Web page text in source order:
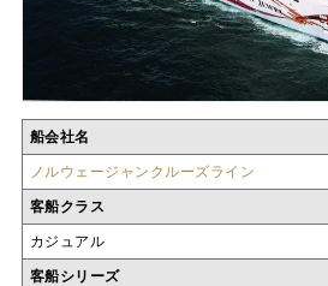
船会社名
ノルウェージャンクルーズライン
客船クラス
カジュアル
客船シリーズ